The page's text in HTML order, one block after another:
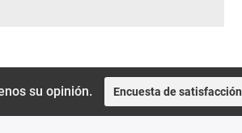
su opinión. Encuesta de satisfacción